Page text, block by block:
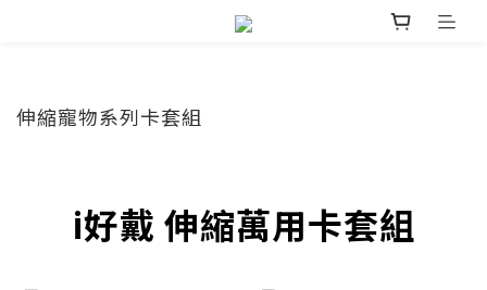
伸縮寵物系列卡套組
i好戴 伸縮萬用卡套組